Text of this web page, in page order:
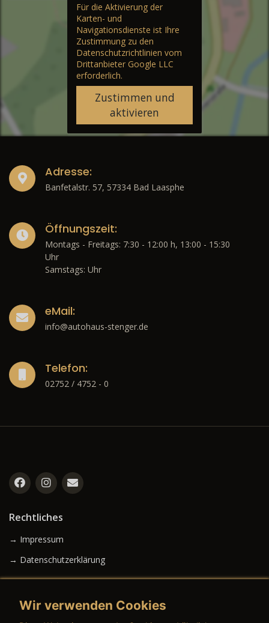
Für die Aktivierung der
Karten- und
Navigationsdienste ist Ihre
Zustimmung zu den
Datenschutzrichtlinien vom
Drittanbieter Google LLC
erforderlich.
Zustimmen und
aktivieren
Adresse:
Banfetalstr. 57, 57334 Bad Laasphe
Öffnungszeit:
Montags - Freitags: 7:30 - 12:00 h, 13:00 - 15:30
Uhr
Samstags: Uhr
eMail:
info@autohaus-stenger.de
Telefon:
02752 / 4752 - 0
Rechtliches
→ Impressum
→ Datenschutzerklärung
Wir verwenden Cookies